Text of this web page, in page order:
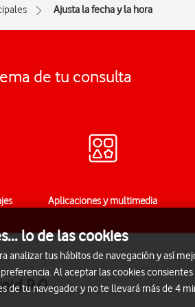
Ajusta la fecha y la hora
de tu consulta
Aplicaciones y multimedia
9.0
lo de las cookies
analizar tus hábitos de navegación y así
Al aceptar las cookies
tu navegador y no te llevará más de 4